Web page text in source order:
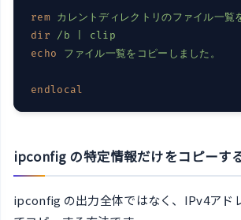
rem
カレントディレクトリのファイル一覧
dir
/b | clip
echo
ファイル一覧をコピーしました。
endlocal
ipconfig の特定情報だけをコピーす
ipconfig の出力全体ではなく、IPv4アド